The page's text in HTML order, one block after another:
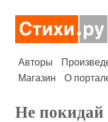
Авторы
Магазин
О
Не покидай